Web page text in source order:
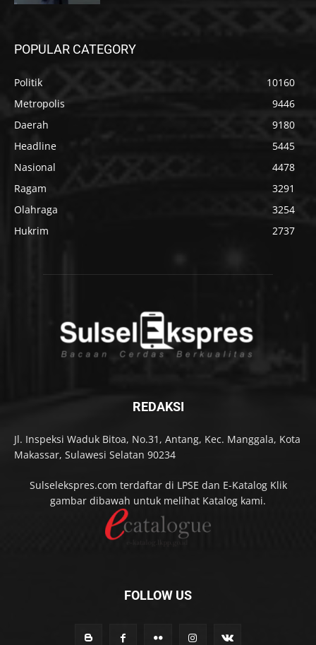
POPULAR CATEGORY
Politik
10160
Metropolis
9446
Daerah
9180
Headline
5445
Nasional
4478
Ragam
3291
Olahraga
3254
Hukrim
2737
REDAKSI
Jl. Inspeksi Waduk Bitoa, No.31, Antang, Kec. Manggala, Kota
Makassar, Sulawesi Selatan 90234
Sulselekspres.com terdaftar di LPSE dan E-Katalog Klik
gambar dibawah untuk melihat Katalog kami.
FOLLOW US